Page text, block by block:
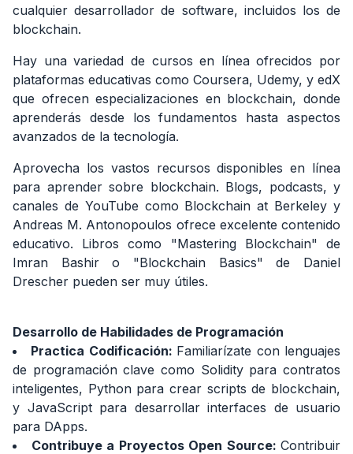
cualquier desarrollador de software, incluidos los de
blockchain.
Hay una variedad de cursos en línea ofrecidos por
plataformas educativas como Coursera, Udemy, y edX
que ofrecen especializaciones en blockchain, donde
aprenderás desde los fundamentos hasta aspectos
avanzados de la tecnología.
Aprovecha los vastos recursos disponibles en línea
para aprender sobre blockchain. Blogs, podcasts, y
canales de YouTube como Blockchain at Berkeley y
Andreas M. Antonopoulos ofrece excelente contenido
educativo. Libros como "Mastering Blockchain" de
Imran Bashir o "Blockchain Basics" de Daniel
Drescher pueden ser muy útiles.
Desarrollo de Habilidades de Programación
Practica Codificación: Familiarízate con lenguajes
de programación clave como Solidity para contratos
inteligentes, Python para crear scripts de blockchain,
y JavaScript para desarrollar interfaces de usuario
para DApps.
Contribuye a Proyectos Open Source: Contribuir